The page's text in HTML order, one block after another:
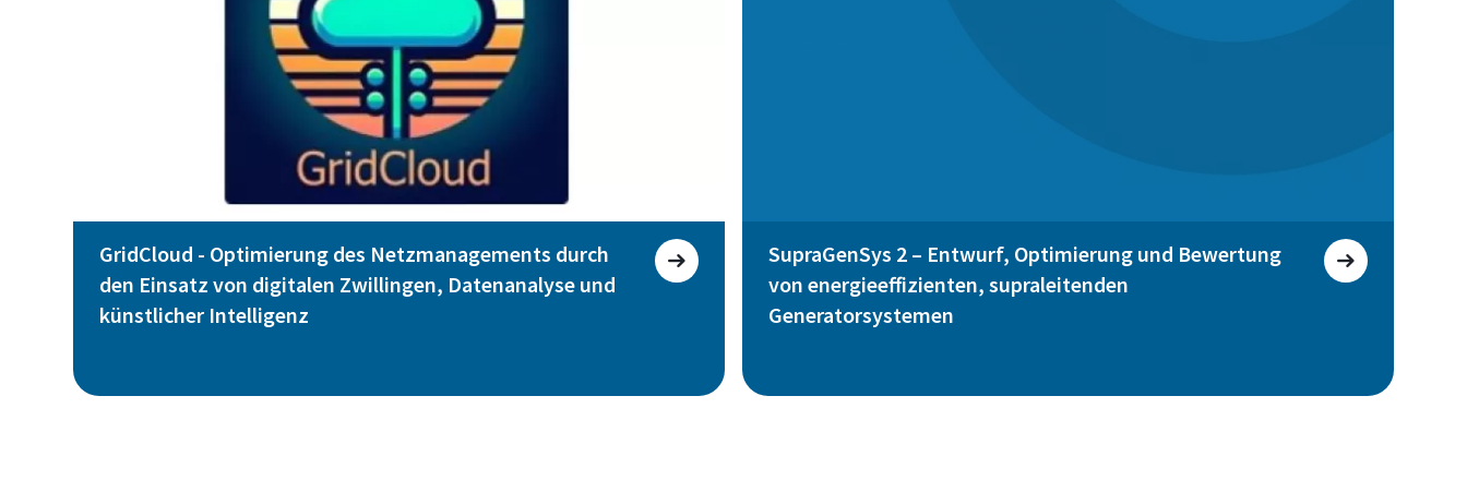
GridCloud - Optimierung des Netzmanagements durch
den Einsatz von digitalen Zwillingen, Datenanalyse und
künstlicher Intelligenz
SupraGenSys 2 – Entwurf, Optimierung und Bewertung
von energieeffizienten, supraleitenden
Generatorsystemen